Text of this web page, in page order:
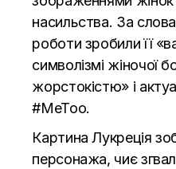
насильства. За
роботи зробили її
символізмі жіночої
жорстокістю» і
#MeToo.
Картина Лукреція
персонажа, чиє